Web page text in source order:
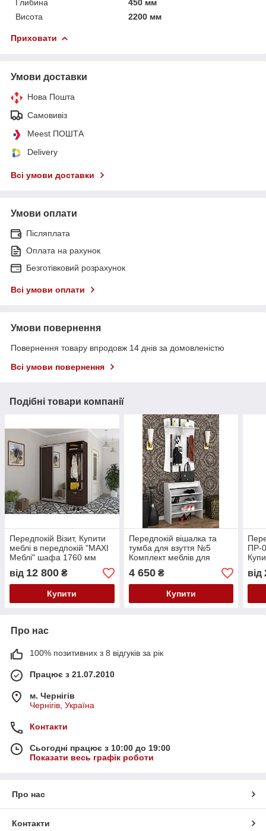
Глибина
450 мм
Висота
2200 мм
Приховати
Умови доставки
Нова Пошта
Самовивіз
Meest ПОШТА
Delivery
Всі умови доставки
Умови оплати
Післяплата
Оплата на рахунок
Безготівковий розрахунок
Всі умови оплати
Умови повернення
Повернення товару впродовж 14 днів за домовленістю
Всі умови повернення
Подібні товари компанії
Передпокій Візит, Купити
меблі в передпокій "MAXI
Меблі" шафа 1760 мм
від 12 800 ₴
Купити
Передпокій вішалка та
тумба для взуття №5
Комплект меблів для
передпокою Тумба для
взуття 800
4 650₴
Купити
ПР-
з
від
Про нас
100% позитивних з 8 відгуків за рік
Працює з 21.07.2010
м. Чернігів
Чернігів, Україна
Контакти
Сьогодні працює з 10:00 до 19:00
Показати весь графік роботи
Про нас
Контакти